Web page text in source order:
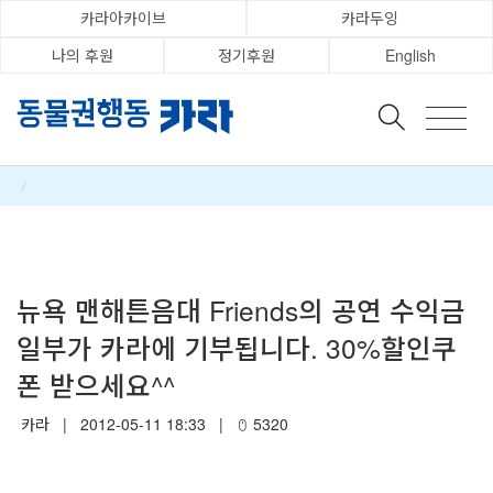
카라아카이브
카라두잉
나의 후원
정기후원 English
/
뉴욕 맨해튼음대 Friends의 공연 수익금
일부가 카라에 기부됩니다. 30%할인쿠
폰 받으세요^^
카라 | 2012-05-11 18:33 | 5320